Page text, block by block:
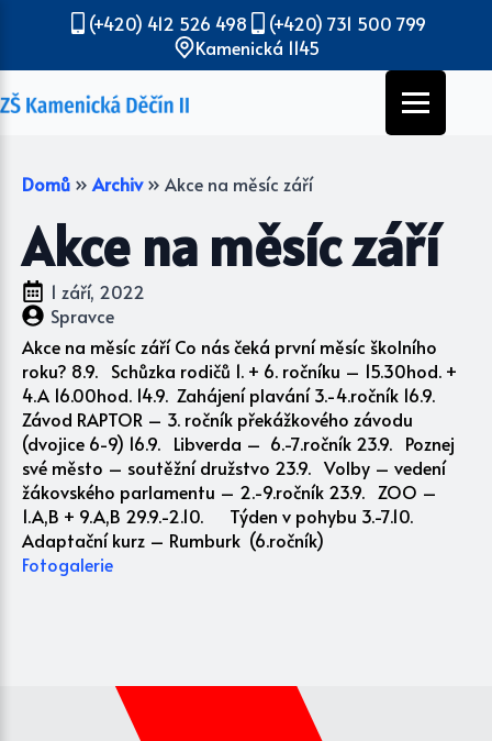
(+420) 412 526 498
(+420) 731 500 799
Kamenická 1145
Domů » Archiv » Akce na měsíc září
Akce na měsíc září
1 září, 2022
Spravce
Akce na měsíc září Co nás čeká první měsíc školního
roku? 8.9. Schůzka rodičů 1. + 6. ročníku – 15.30hod. +
4.A 16.00hod. 14.9. Zahájení plavání 3.-4.ročník 16.9.
Závod RAPTOR – 3. ročník překážkového závodu
(dvojice 6-9) 16.9. Libverda – 6.-7.ročník 23.9. Poznej
své město – soutěžní družstvo 23.9. Volby – vedení
žákovského parlamentu – 2.-9.ročník 23.9. ZOO –
1.A,B + 9.A,B 29.9.-2.10. Týden v pohybu 3.-7.10.
Adaptační kurz – Rumburk (6.ročník)
Fotogalerie